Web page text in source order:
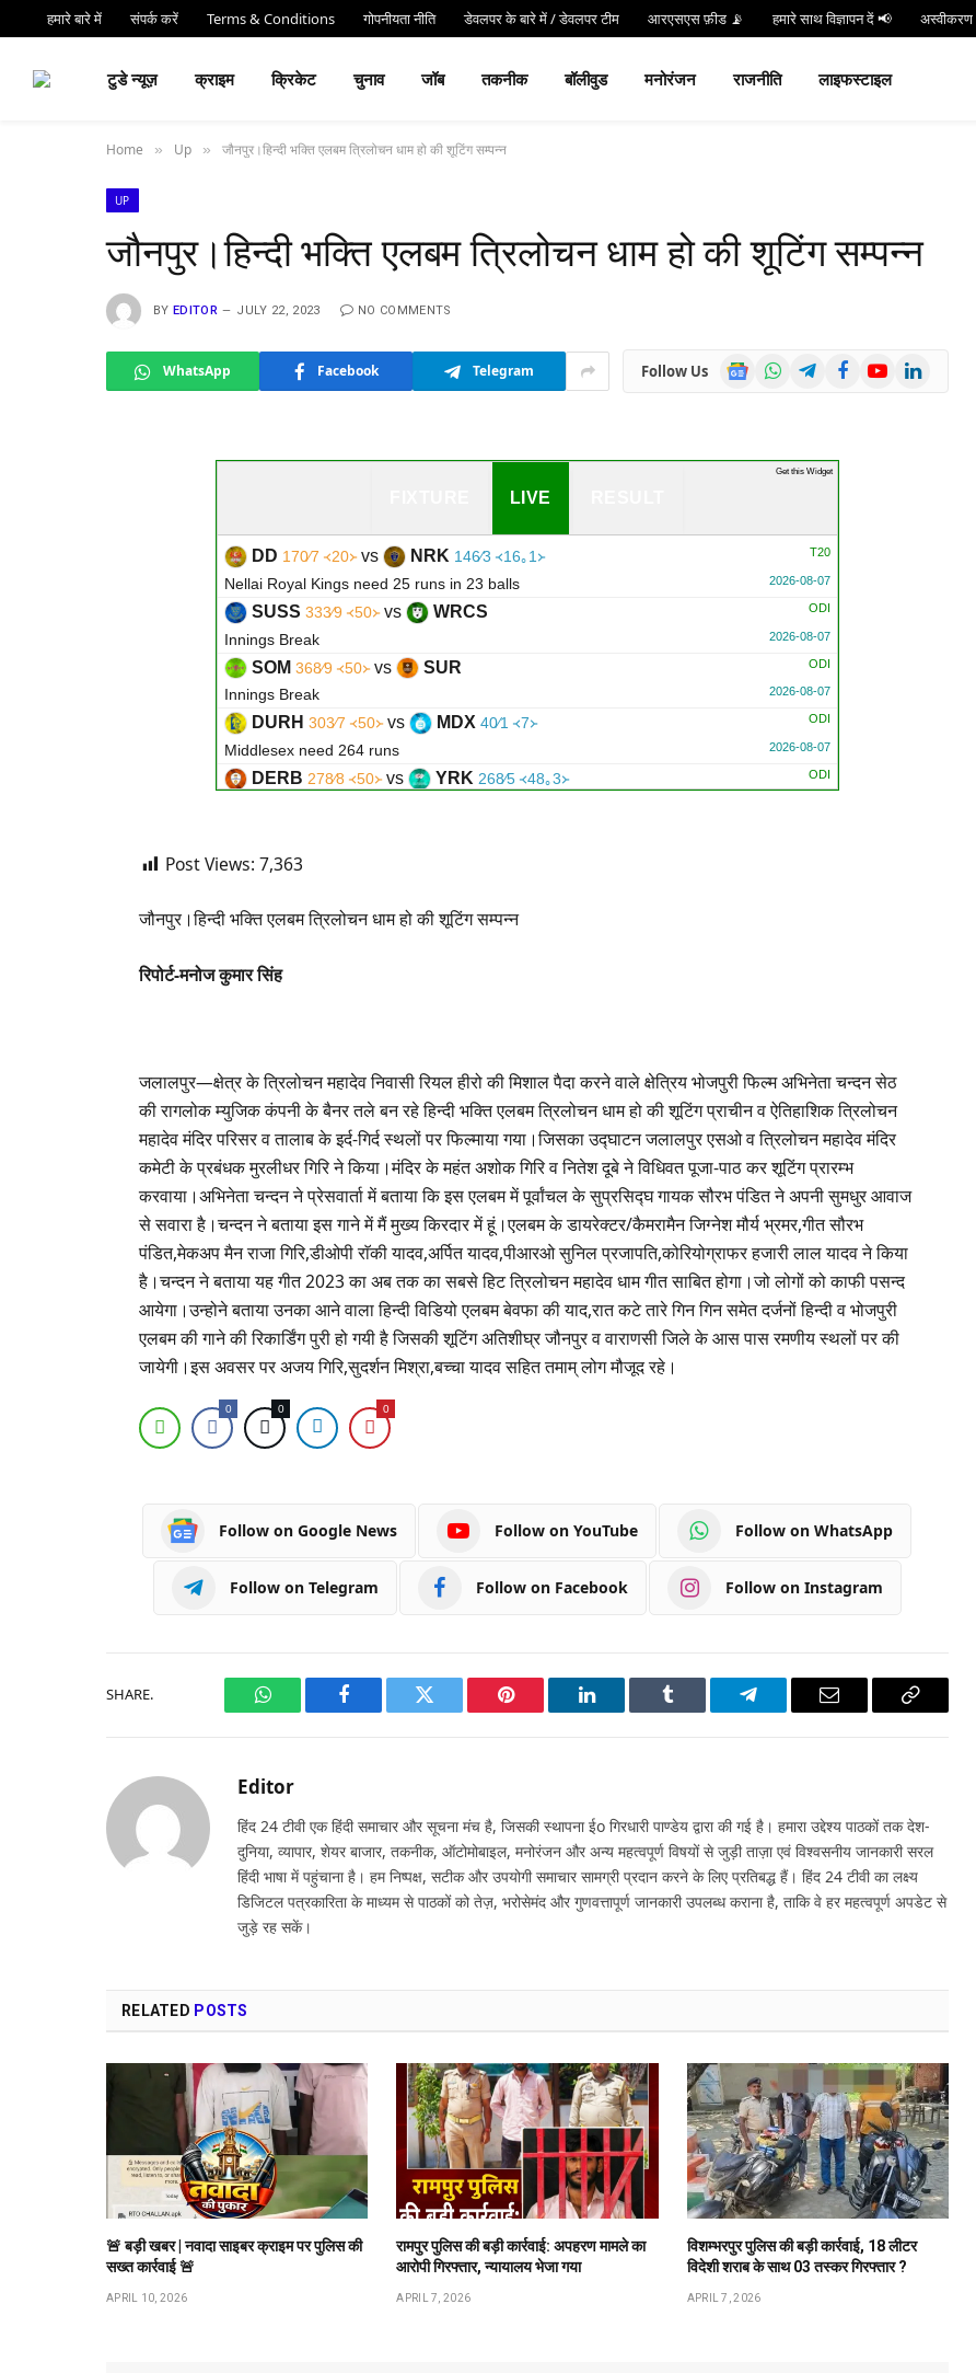
हमारे बारे में संपर्क करें Terms & Conditions गोपनीयता नीति डेवलपर के बारे में / डेवलपर टीम आरएसएस फ़ीड 📡 हमारे साथ विज्ञापन दें 📢 अस्वीकरण
टुडे न्यूज़ क्राइम क्रिकेट चुनाव जॉब तकनीक बॉलीवुड मनोरंजन राजनीति लाइफस्टाइल
Home » Up » जौनपुर।हिन्दी भक्ति एलबम त्रिलोचन धाम हो की शूटिंग सम्पन्न
UP
जौनपुर।हिन्दी भक्ति एलबम त्रिलोचन धाम हो की शूटिंग सम्पन्न
BY EDITOR JULY 22, 2023 NO COMMENTS
WhatsApp Facebook Telegram Follow Us
Google
News
WhatsAppTelegramFacebookYouTubeLinkedIn
LIVE
T20
DD 170∕7 ᚜20᚛vs NRK 146∕3 ᚜16｡1᚛
2026-08-07
Nellai Royal Kings need 25 runs in 23 balls
ODI
SUSS 333∕9 ᚜50᚛vs WRCS
2026-08-07
Innings Break
ODI
SOM 368∕9 ᚜50᚛vs SUR
2026-08-07
Innings Break
ODI
DURH 303∕7 ᚜50᚛vs MDX 40∕1 ᚜7᚛
2026-08-07
Middlesex need 264 runs
ODI
DERB 278∕8 ᚜50᚛vs YRK 268∕5 ᚜48｡3᚛
Glamorgan need 51 runs in 33 balls
Ireland need 160 runs - Match reduced to 47 overs per side due to wet outfield
Get this Widget
Post Views: 7,363
जौनपुर।हिन्दी भक्ति एलबम त्रिलोचन धाम हो की शूटिंग सम्पन्न
रिपोर्ट-मनोज कुमार सिंह
जलालपुर—क्षेत्र के त्रिलोचन महादेव निवासी रियल हीरो की मिशाल पैदा करने वाले क्षेत्रिय भोजपुरी फिल्म अभिनेता चन्दन सेठ
की रागलोक म्युजिक कंपनी के बैनर तले बन रहे हिन्दी भक्ति एलबम त्रिलोचन धाम हो की शूटिंग प्राचीन व ऐतिहाशिक त्रिलोचन
महादेव मंदिर परिसर व तालाब के इर्द-गिर्द स्थलों पर फिल्माया गया।जिसका उद्घाटन जलालपुर एसओ व त्रिलोचन महादेव मंदिर
कमेटी के प्रबंधक मुरलीधर गिरि ने किया।मंदिर के महंत अशोक गिरि व नितेश दूबे ने विधिवत पूजा-पाठ कर शूटिंग प्रारम्भ
करवाया।अभिनेता चन्दन ने प्रेसवार्ता में बताया कि इस एलबम में पूर्वांचल के सुप्रसिद्घ गायक सौरभ पंडित ने अपनी सुमधुर आवाज
से सवारा है।चन्दन ने बताया इस गाने में मैं मुख्य किरदार में हूं।एलबम के डायरेक्टर/कैमरामैन जिग्नेश मौर्य भ्रमर,गीत सौरभ
पंडित,मेकअप मैन राजा गिरि,डीओपी राॅकी यादव,अर्पित यादव,पीआरओ सुनिल प्रजापति,कोरियोग्राफर हजारी लाल यादव ने किया
है।चन्दन ने बताया यह गीत 2023 का अब तक का सबसे हिट त्रिलोचन महादेव धाम गीत साबित होगा।जो लोगों को काफी पसन्द
आयेगा।उन्होने बताया उनका आने वाला हिन्दी विडियो एलबम बेवफा की याद,रात कटे तारे गिन गिन समेत दर्जनों हिन्दी व भोजपुरी
एलबम की गाने की रिकार्डिंग पुरी हो गयी है जिसकी शूटिंग अतिशीघ्र जौनपुर व वाराणसी जिले के आस पास रमणीय स्थलों पर की
जायेगी।इस अवसर पर अजय गिरि,सुदर्शन मिश्रा,बच्चा यादव सहित तमाम् लोग मौजूद रहे।
0 0 0
Follow on Google News Follow on YouTube Follow on WhatsApp
Follow on Telegram Follow on Facebook Follow on Instagram
SHARE.
WhatsAppFacebook Twitter Pinterest LinkedIn Tumblr Telegram Email
Copy
Editor
हिंद 24 टीवी एक हिंदी समाचार और सूचना मंच है, जिसकी स्थापना ईo गिरधारी पाण्डेय द्वारा की गई है। हमारा उद्देश्य पाठकों तक देश-
दुनिया, व्यापार, शेयर बाजार, तकनीक, ऑटोमोबाइल, मनोरंजन और अन्य महत्वपूर्ण विषयों से जुड़ी ताज़ा एवं विश्वसनीय जानकारी सरल
हिंदी भाषा में पहुंचाना है। हम निष्पक्ष, सटीक और उपयोगी समाचार सामग्री प्रदान करने के लिए प्रतिबद्ध हैं। हिंद 24 टीवी का लक्ष्य
डिजिटल पत्रकारिता के माध्यम से पाठकों को तेज़, भरोसेमंद और गुणवत्तापूर्ण जानकारी उपलब्ध कराना है, ताकि वे हर महत्वपूर्ण अपडेट से
जुड़े रह सकें।
RELATED POSTS
🚨 बड़ी खबर | नवादा साइबर क्राइम पर पुलिस की
सख्त कार्रवाई 🚨
APRIL 10, 2026
रामपुर पुलिस की बड़ी कार्रवाई: अपहरण मामले का
आरोपी गिरफ्तार, न्यायालय भेजा गया
APRIL 7, 2026
विशम्भरपुर पुलिस की बड़ी कार्रवाई, 18 लीटर
विदेशी शराब के साथ 03 तस्कर गिरफ्तार ?
APRIL 7, 2026
⏰ देर न करेंHind 24 TV App डाउनलोड करें और पाएं Live Breaking News!